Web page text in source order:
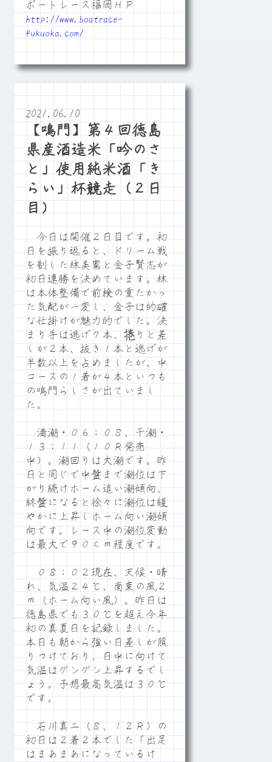
ボートレース福岡ＨＰ
http://www.boatrace-
fukuoka.com/
2021.06.10
【鳴門】第４回徳島
県産酒造米「吟のさ
と」使用純米酒「き
らい」杯競走（２日
目）
今日は開催２日目です。初
日を振り返ると、ドリーム戦
を制した林美憲と金子賢志が
初日連勝を決めています。林
は本体整備で前検の重たかっ
た気配が一変し、金子は的確
な仕掛けが魅力的でした。決
まり手は逃げ７本、捲りと差
しが２本、抜き１本と逃げが
半数以上を占めましたが、中
コースの１着が４本といつも
の鳴門らしさが出ていまし
た。
満潮・０６：０８、干潮・
１３：１１（１０Ｒ発売
中）。潮回りは大潮です。昨
日と同じで中盤まで潮位は下
がり続けホーム追い潮傾向、
終盤になると徐々に潮位は緩
やかに上昇しホーム向い潮傾
向です。レース中の潮位変動
は最大で９０ｃｍ程度です。
０８：０２現在、天候・晴
れ、気温２４℃、南東の風２
ｍ（ホーム向い風）。昨日は
徳島県でも３０℃を超え今年
初の真夏日を記録しました。
本日も朝から強い日差しが照
りつけており、日中に向けて
気温はグングン上昇するでし
ょう。予想最高気温は３０℃
です。
石川真二（８、１２Ｒ）の
初日は２着２本でした「出足
はまあまあになっているけ